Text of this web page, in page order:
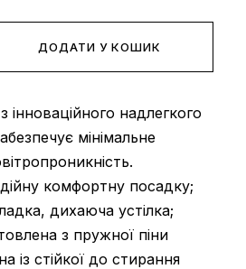
ДОДАТИ У КОШИК
надлегкого
мінімальне
комфортну посадку;
дихаюча устілка;
​​з пружної піни
із стійкої до стирання